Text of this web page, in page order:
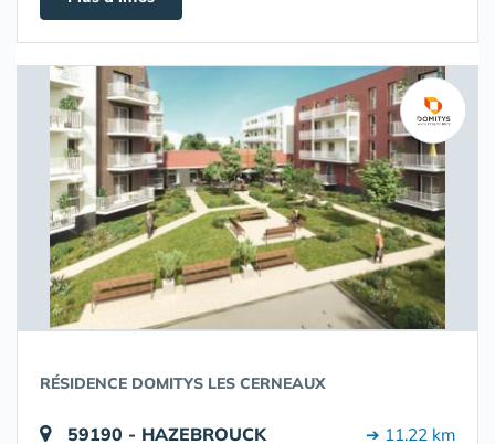
RÉSIDENCE DOMITYS LES CERNEAUX
59190 - HAZEBROUCK ➔ 11.22 km